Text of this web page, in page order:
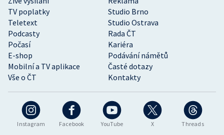
Instagram Facebook YouTube X Threads
TV poplatky
Studio Brno
Teletext
Studio Ostrava
Podcasty
Rada ČT
Počasí
Kariéra
E-shop
Podávání námětů
Mobilní a TV aplikace
Časté dotazy
Vše o ČT
Kontakty